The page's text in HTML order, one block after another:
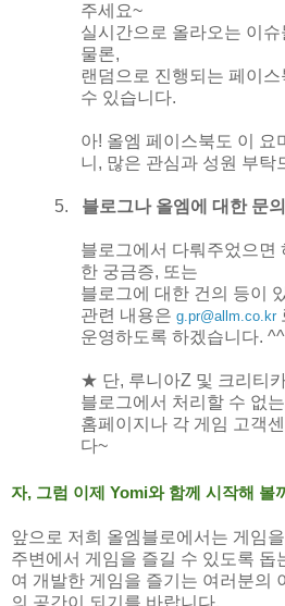
주세요~
실시간으로 올라오는 이
물론,
랜덤으로 진행되는 페이
수 있습니다.
아! 올엠 페이스북도 이 요미
니 , 많은 관심과 성원 부탁
5. 블로그나 올엠에 대한 문의
블로그에서 다뤄주었으면
한 궁금증, 또는
블로그에 대한 건의 등이
관련 내용은 g.pr@allm.co.kr
운영하도록 하겠습니다. ^^
★ 단, 루니아Z 및 크리티
블로그에서 처리할 수 없
홈페이지나 각 게임 고객
다~
자, 그럼 이제 Yomi와 함께 시작해 볼
앞으로 저희 올엠블로에서는 게임
주변에서 게임을 즐길 수 있도록 돕
여 개발한 게임을 즐기는 여러분의